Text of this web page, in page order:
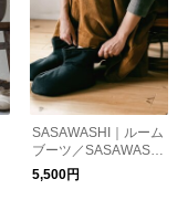
SASAWASHI｜ルーム
ブーツ／SASAWASHI
／温活
5,500円